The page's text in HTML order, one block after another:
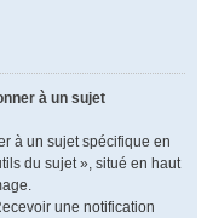
à un sujet
à un sujet spécifique en
du sujet », situé en haut
une notification